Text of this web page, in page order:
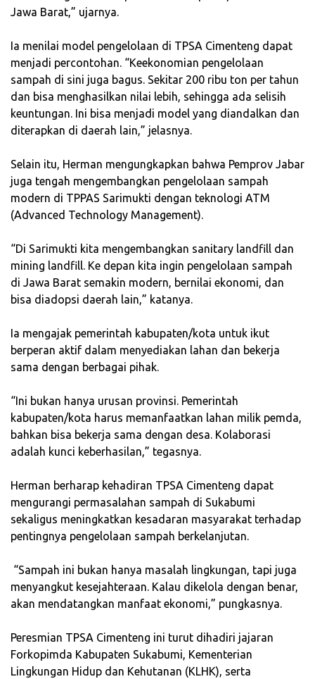
Jawa Barat,” ujarnya.
‎Ia menilai model pengelolaan di TPSA Cimenteng dapat
menjadi percontohan. “Keekonomian pengelolaan
sampah di sini juga bagus. Sekitar 200 ribu ton per tahun
dan bisa menghasilkan nilai lebih, sehingga ada selisih
keuntungan. Ini bisa menjadi model yang diandalkan dan
diterapkan di daerah lain,” jelasnya.
‎Selain itu, Herman mengungkapkan bahwa Pemprov Jabar
juga tengah mengembangkan pengelolaan sampah
modern di TPPAS Sarimukti dengan teknologi ATM
(Advanced Technology Management).
‎“Di Sarimukti kita mengembangkan sanitary landfill dan
mining landfill. Ke depan kita ingin pengelolaan sampah
di Jawa Barat semakin modern, bernilai ekonomi, dan
bisa diadopsi daerah lain,” katanya.
‎Ia mengajak pemerintah kabupaten/kota untuk ikut
berperan aktif dalam menyediakan lahan dan bekerja
sama dengan berbagai pihak.
‎“Ini bukan hanya urusan provinsi. Pemerintah
kabupaten/kota harus memanfaatkan lahan milik pemda,
bahkan bisa bekerja sama dengan desa. Kolaborasi
adalah kunci keberhasilan,” tegasnya.
‎Herman berharap kehadiran TPSA Cimenteng dapat
mengurangi permasalahan sampah di Sukabumi
sekaligus meningkatkan kesadaran masyarakat terhadap
pentingnya pengelolaan sampah berkelanjutan.
‎ “Sampah ini bukan hanya masalah lingkungan, tapi juga
menyangkut kesejahteraan. Kalau dikelola dengan benar,
akan mendatangkan manfaat ekonomi,” pungkasnya.
‎Peresmian TPSA Cimenteng ini turut dihadiri jajaran
Forkopimda Kabupaten Sukabumi, Kementerian
Lingkungan Hidup dan Kehutanan (KLHK), serta